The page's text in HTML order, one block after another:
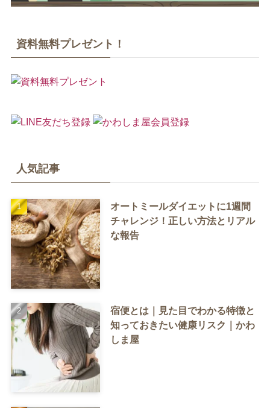
資料無料プレゼント！
人気記事
オートミールダイエットに1週間
チャレンジ！正しい方法とリアル
な報告
宿便とは｜見た目でわかる特徴と
知っておきたい健康リスク｜かわ
しま屋